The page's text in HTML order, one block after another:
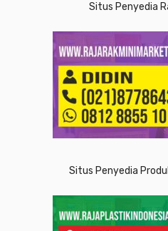
Situs Penyedia
Situs Penyedia